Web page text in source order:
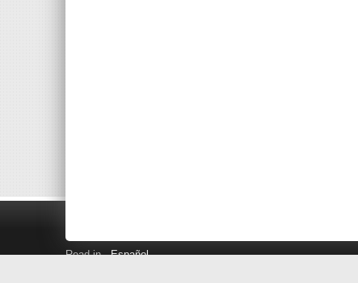
Read in Español